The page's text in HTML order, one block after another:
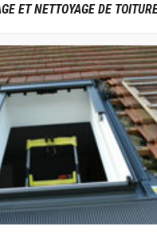
ET NETTOYAGE DE